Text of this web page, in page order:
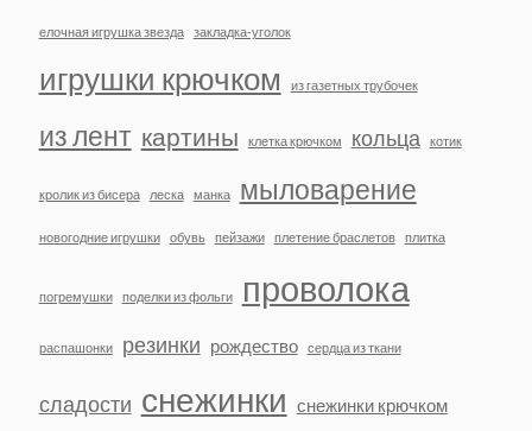
елочная игрушка звезда закладка-уголок
игрушки крючком из газетных трубочек
из лент картины клетка крючком кольца котик
кролик из бисера леска манка мыловарение
новогодние игрушки обувь пейзажи плетение браслетов плитка
погремушки поделки из фольги проволока
распашонки резинки рождество сердца из ткани
сладости снежинки снежинки крючком